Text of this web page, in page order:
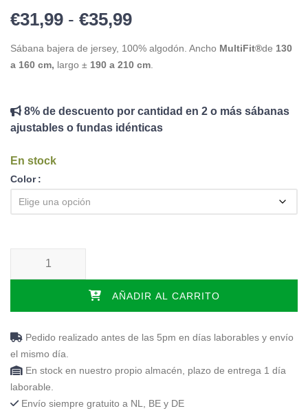
€31,99 - €35,99Rango de precios:
Sábana bajera de jersey, 100% algodón. Ancho MultiFit®de 130
a 160 cm, largo ± 190 a 210 cm
8% de descuento por cantidad en 2 o más sábanas
ajustables o fundas idénticas
En stock
Color
AÑADIR AL CARRITO
Pedido realizado antes de las 5pm en días laborables y envío
el mismo día.
En stock en nuestro propio almacén, plazo de entrega 1 día
laborable.
Envío siempre gratuito a NL, BE y DE